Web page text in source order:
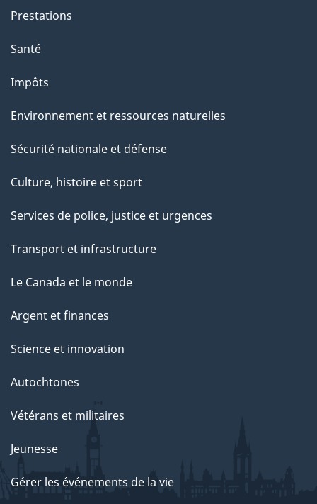
Prestations
Santé
Impôts
Environnement et ressources naturelles
Sécurité nationale et défense
Culture, histoire et sport
Services de police, justice et urgences
Transport et infrastructure
Le Canada et le monde
Argent et finances
Science et innovation
Autochtones
Vétérans et militaires
Jeunesse
Gérer les événements de la vie